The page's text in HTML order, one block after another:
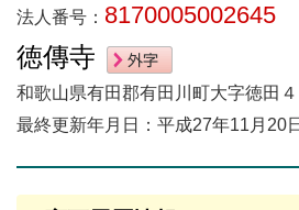
法人番号： 8170005002645
徳傳寺
和歌山県有田郡有田川町大字徳田
最終更新年月日：平成27年11月20日